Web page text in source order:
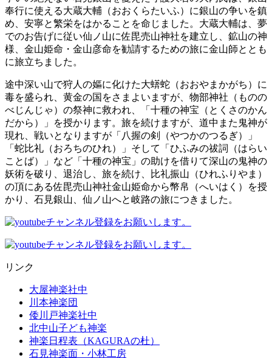
奉行に使える大蔵大輔（おおくらたいふ）に銀山の争いを鎮
め、安寧と繁栄をはかることを命じました。大蔵大輔は、夢
でのお告げに従い仙ノ山に佐毘売山神社を建立し、鉱山の神
様、金山姫命・金山彦命を勧請するための旅に金山師ととも
に旅立ちました。
途中深い山で狩人の嫗に化けた大蠎蛇（おおやまかがち）に
毒を盛られ、黄金の国をさまよいますが、物部神社（ものの
べじんじゃ）の祭神に救われ、「十種の神宝（とくさのかん
だから）」を授かります。旅を続けますが、道中また鬼神が
現れ、戦いとなりますが「八握の剣（やつかのつるぎ）」
「蛇比礼（おろちのひれ）」そして「ひふみの祓詞（はらい
ことば）」など「十種の神宝」の助けを借りて深山の鬼神の
妖術を破り、退治し、旅を続け、比礼振山（ひれふりやま）
の頂にある佐毘売山神社金山姫命から幣帛（へいはく）を授
かり、石見銀山、仙ノ山へと岐路の旅につきました。
リンク
大屋神楽社中
川本神楽団
倭川戸神楽社中
北中山子ども神楽
神楽日程表（KAGURAの杜）
石見神楽面・小林工房